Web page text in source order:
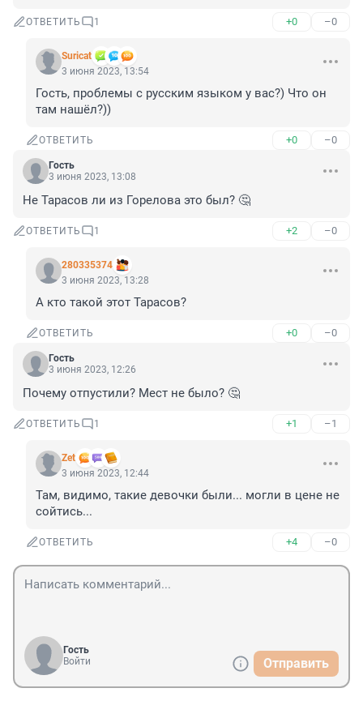
ОТВЕТИТЬ 1 +0 –0
Suricat
3 июня 2023, 13:54
Гость, проблемы с русским языком у вас?) Что он
там нашёл?))
ОТВЕТИТЬ +0 –0
Гость
3 июня 2023, 13:08
Не Тарасов ли из Горелова это был? 🤔
ОТВЕТИТЬ 1 +2 –0
280335374
3 июня 2023, 13:28
А кто такой этот Тарасов?
ОТВЕТИТЬ +0 –0
Гость
3 июня 2023, 12:26
Почему отпустили? Мест не было? 🤔
ОТВЕТИТЬ 1 +1 –1
Zet
3 июня 2023, 12:44
Там, видимо, такие девочки были... могли в цене не
сойтись...
ОТВЕТИТЬ +4 –0
Гость
Войти
Отправить